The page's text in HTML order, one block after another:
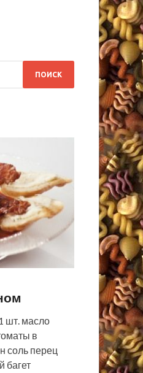
шт. масло
в
соль перец
багет